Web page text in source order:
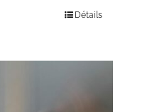
Détails